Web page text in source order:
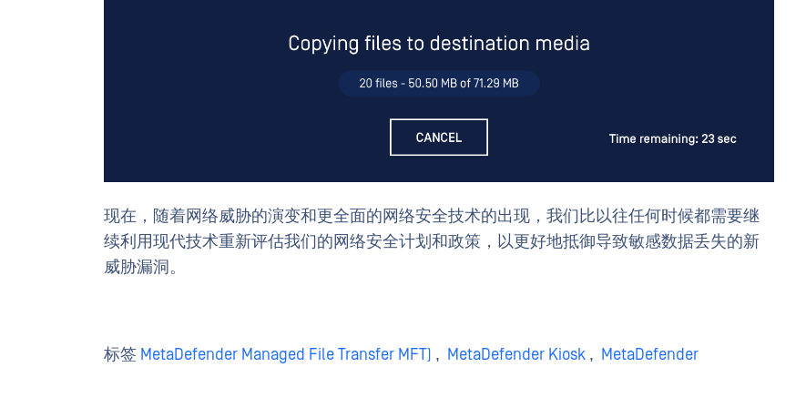
现在，随着网络威胁的演变和更全面的网络安全技术的出现，我们比以往任何时候都需要继
续利用现代技术重新评估我们的网络安全计划和政策，以更好地抵御导致敏感数据丢失的新
威胁漏洞。
标签 MetaDefender Managed File Transfer MFT) , MetaDefender Kiosk , MetaDefender